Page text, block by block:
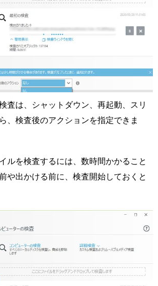
査は、シャットダウン、再起動、スリ
、検査後のアクションを指定できま
ルを検査するには、数時間かかること
や出かける前に、検査開始しておくと